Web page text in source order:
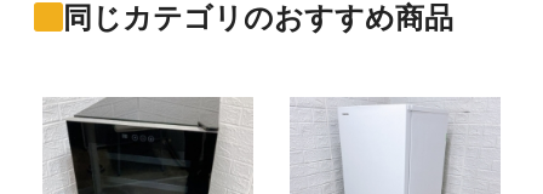
同じカテゴリのおすすめ商品